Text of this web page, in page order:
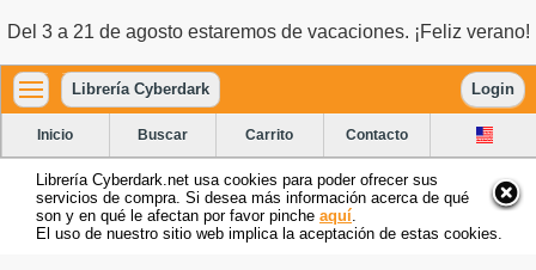
Del 3 a 21 de agosto estaremos de vacaciones. ¡Feliz verano!
Librería Cyberdark Login
Inicio Buscar Carrito Contacto
Librería Cyberdark.net usa cookies para poder ofrecer sus
servicios de compra. Si desea más información acerca de qué
son y en qué le afectan por favor pinche aquí
El uso de nuestro sitio web implica la aceptación de estas cookies.